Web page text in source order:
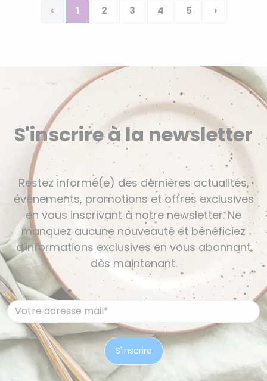
‹ 1 2 3 4 5 ›
S'inscrire à la newsletter
Restez informé(e) des dernières actualités,
événements, promotions et offres exclusives
en vous inscrivant à notre newsletter. Ne
manquez aucune nouveauté et bénéficiez
d'informations exclusives en vous abonnant
dès maintenant.